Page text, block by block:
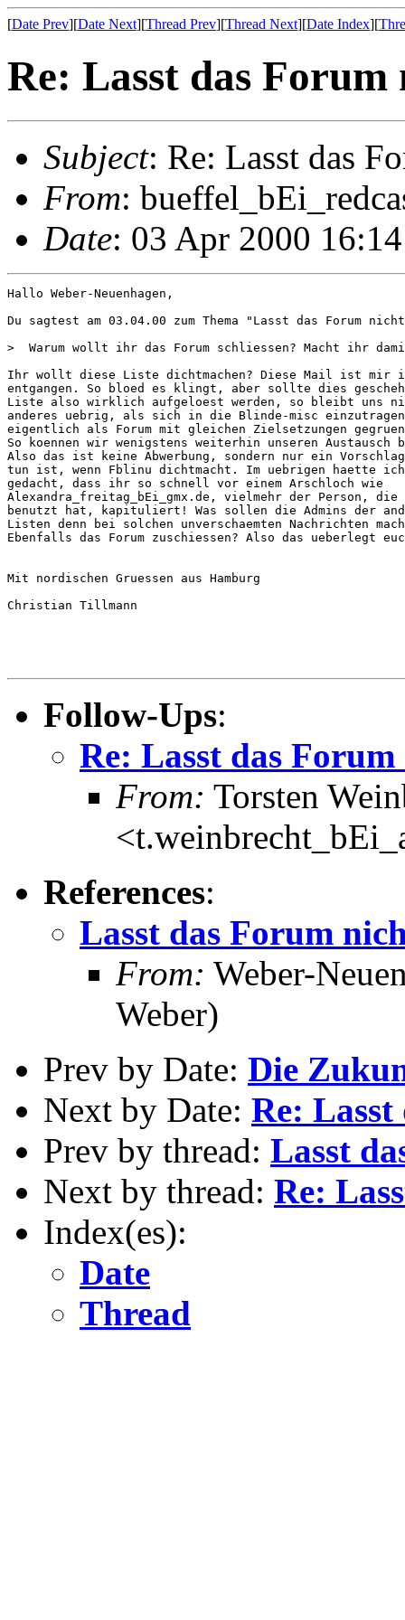
[Date Prev][Date Next][Thread Prev][Thread Next][Date Index][
Re: Lasst das
Subject: Re: Lasst das
From:
Date: 03 Apr 2000
Hallo Weber-Neuenhagen,
Du sagtest am 03.04.00 zum Thema "Lasst das Forum
>  Warum wollt ihr das Forum schliessen? Macht ihr
Ihr wollt diese Liste dichtmachen? Diese Mail ist mir
entgangen. So bloed es klingt, aber sollte dies
Liste also wirklich aufgeloest werden, so bleibt uns
anderes uebrig, als sich in die Blinde-misc
eigentlich als Forum mit gleichen Zielsetzungen
So koennen wir wenigstens weiterhin unseren Austausch
Also das ist keine Abwerbung, sondern nur ein
tun ist, wenn Fblinu dichtmacht. Im uebrigen haette
gedacht, dass ihr so schnell vor einem Arschloch wie
Alexandra_freitag_bEi_gmx.de, vielmehr der Person, die
benutzt hat, kapituliert! Was sollen die Admins der
Listen denn bei solchen unverschaemten Nachrichten
Ebenfalls das Forum zuschiessen? Also das ueberlegt
Mit nordischen Gruessen aus Hamburg
Christian Tillmann
Follow-Ups:
Re: Lasst das
From: Torsten
References:
Lasst das Forum
From: Weber-
Weber)
Prev by Date: Die
Next by Date: Re:
Prev by thread: Lasst
Next by thread: Re:
Index(es):
Date
Thread